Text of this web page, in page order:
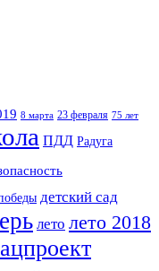
8 марта 23 февраля 75 лет
ПДД Радуга
детский сад
лето лето 2018